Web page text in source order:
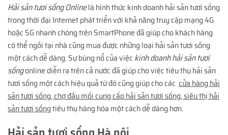
Hải sản tươi sống Onlinelà hình thức kinh doanh hải sản tươi sống
trong thời đại Internet phát triển với khả năng truy cập mạng 4G
hoặc 5G nhanh chóng trên SmartPhone đã giúp cho khách hàng
có thể ngồi tại nhà cũng mua được những loại hải sản tươi sống
một cách dễ dàng. Sự bùng nổ của việc kinh doanh hải sản tươi
sốngonline diễn ra trên cả nước đã giúp cho việc tiêu thụ hải sản
tươi sống một cách hiệu quả từ đó cũng giúp cho các cửa hàng hải
sản tươi sống, chợ đầu mối cung cấp hải sản tươi sống, siêu thị hải
sản tươi sốngtiêu thụ hàng hóa một cách dễ dàng hơn.